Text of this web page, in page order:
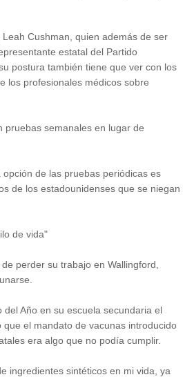
Cushman, quien además de ser
estatal del Partido
postura también tiene que ver con los
los profesionales médicos sobre
pruebas semanales en lugar de
de las pruebas periódicas es
de los estadounidenses que se niegan
de vida"
perder su trabajo en Wallingford,
del Año en su escuela secundaria el
el mandato de vacunas introducido
era algo que no podía cumplir.
ingredientes sintéticos en mi vida, ya